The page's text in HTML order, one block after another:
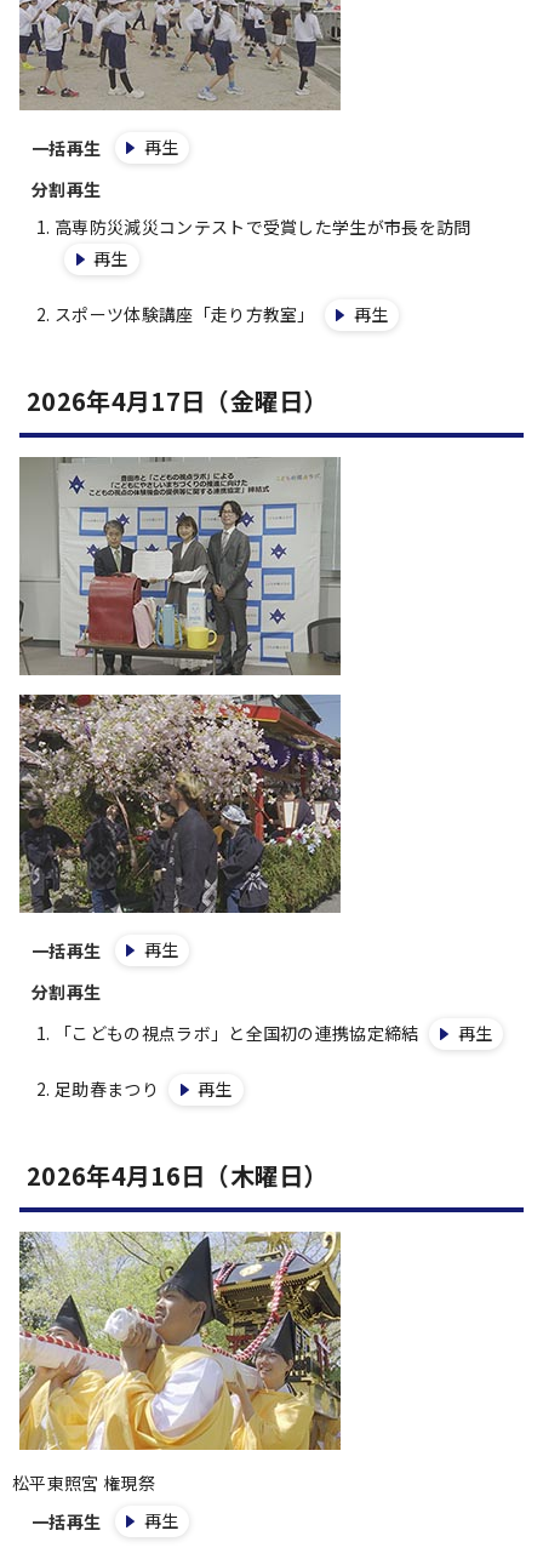
一括再生
再生
分割再生
高専防災減災コンテストで受賞した学生が市長を訪問
再生
スポーツ体験講座「走り方教室」 再生
2026年4月17日（金曜日）
一括再生
再生
分割再生
「こどもの視点ラボ」と全国初の連携協定締結
再生
足助春まつり 再生
2026年4月16日（木曜日）
松平東照宮 権現祭
一括再生
再生